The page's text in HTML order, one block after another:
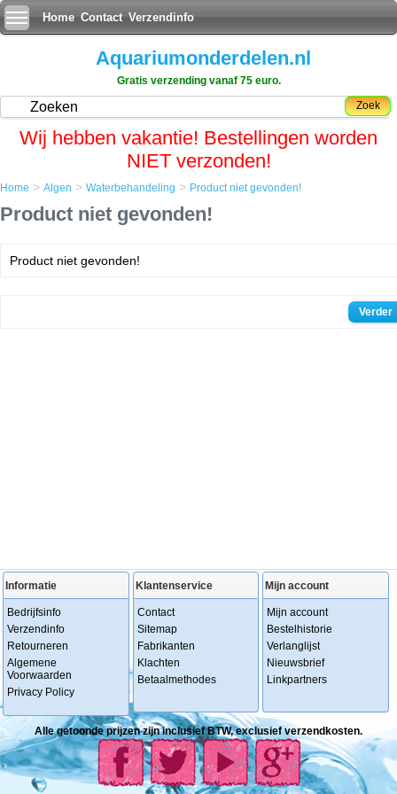
Home Contact Verzendinfo
Aquariumonderdelen.nl
Gratis verzending vanaf 75 euro.
Zoek
Wij hebben vakantie! Bestellingen worden
NIET verzonden!
Home > Algen > Waterbehandeling > Product niet gevonden!
Product niet gevonden!
Product niet gevonden!
Verder
Informatie
Bedrijfsinfo
Verzendinfo
Retourneren
Algemene
Voorwaarden
Privacy Policy
Klantenservice
Contact
Sitemap
Fabrikanten
Klachten
Betaalmethodes
Mijn account
Mijn account
Bestelhistorie
Verlanglijst
Nieuwsbrief
Linkpartners
Alle getoonde prijzen zijn inclusief BTW, exclusief verzendkosten.